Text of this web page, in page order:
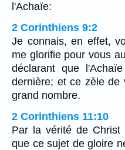
l'Achaïe:
2 Corinthiens 9:2
Je connais, en effet,
me glorifie pour vous
déclarant que
dernière; et ce zèle de
grand nombre.
2 Corinthiens 11:10
Par la vérité de
que ce sujet de gloire